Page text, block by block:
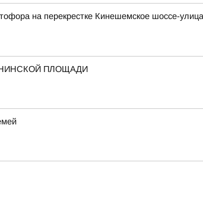
на перекрестке Кинешемское шоссе-
ПЛОЩАДИ